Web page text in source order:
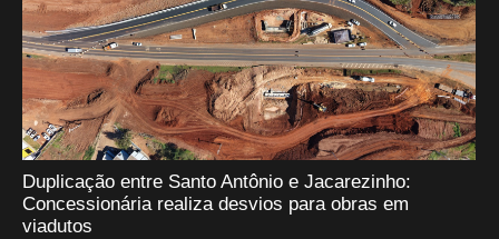
Duplicação entre Santo Antônio e Jacarezinho:
Concessionária realiza desvios para obras em
viadutos